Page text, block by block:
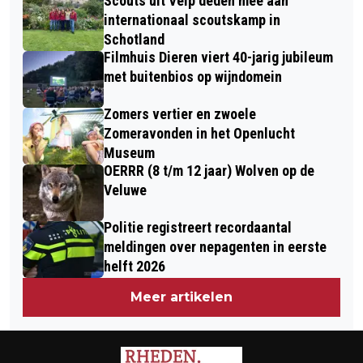
TIJDENS KINDERBOEKENWEEK!!
RHEDEN GAAN WEER LOTEN
VERKOPEN VAN DE GROTE CLUBACTIE
internationaal scoutskamp in
Schotland
Filmhuis Dieren viert 40-jarig jubileum
met buitenbios op wijndomein
Zomers vertier en zwoele
Zomeravonden in het Openlucht
Museum
OERRR (8 t/m 12 jaar) Wolven op de
Veluwe
Politie registreert recordaantal
meldingen over nepagenten in eerste
helft 2026
Meer artikelen